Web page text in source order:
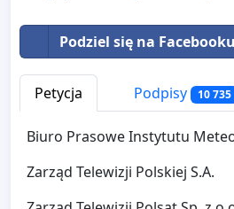
Podziel się na
Petycja Podpisy 10 735
Biuro Prasowe Instytutu
Zarząd Telewizji Polskiej S.A.